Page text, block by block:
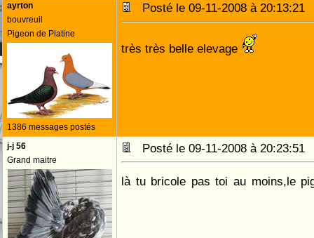
ayrton
bouvreuil
Pigeon de Platine
1386 messages postés
Posté le 09-11-2008 à
très très belle elevage
j-j 56
Grand maitre
Posté le 09-11-2008 à
là tu bricole pas toi au moins,le